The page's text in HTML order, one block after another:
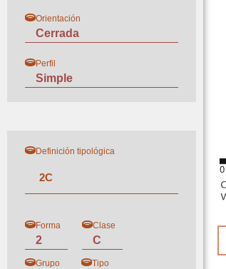
Orientación
Cerrada
Perfil
Simple
Definición tipológica
2C
Forma
2
Clase
C
Grupo Tipo